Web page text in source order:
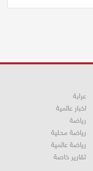
عرابة
اخبار عالمية
رياضة
رياضة محلية
رياضة عالمية
تقارير خاصة